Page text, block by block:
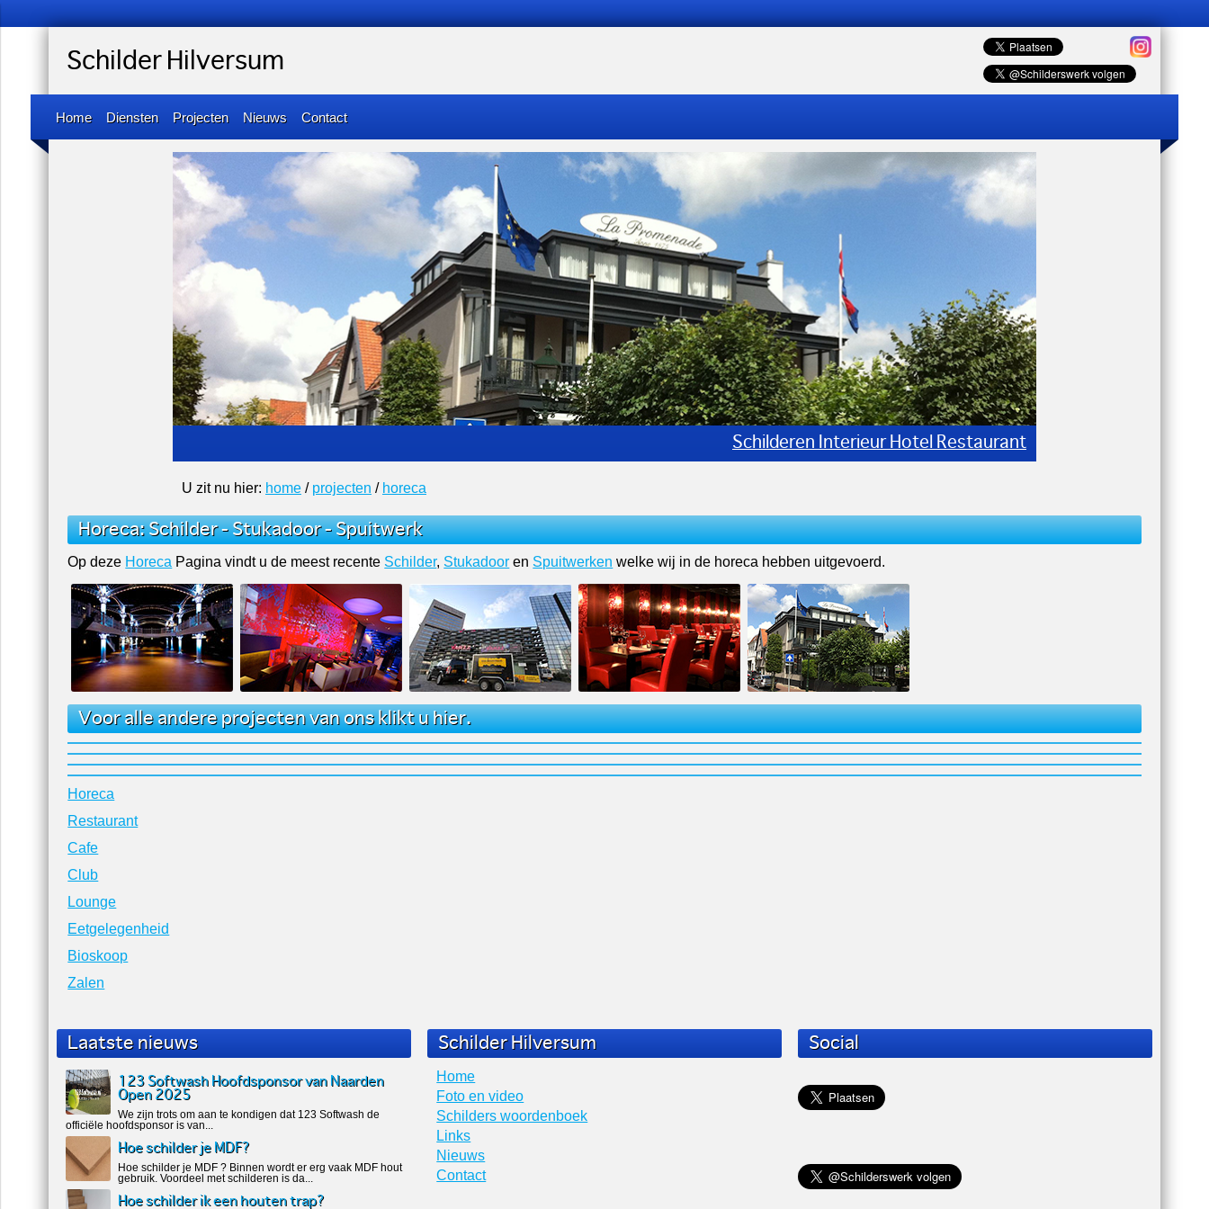
Schilder Hilversum
Home Diensten Projecten Nieuws Contact
Schilderen Interieur Hotel Restaurant
U zit nu hier: home / projecten / horeca
Horeca:Schilder-Stukadoor-Spuitwerk
Op deze Horeca Pagina vindt u de meest recente Schilder, Stukadoor en Spuitwerken welke wij in de horeca hebben uitgevoerd.
Voor alle andere projecten van ons klikt u hier.
Horeca
Restaurant
Cafe
Club
Lounge
Eetgelegenheid
Bioskoop
Zalen
Laatste nieuws
123 Softwash Hoofdsponsor van Naarden
Open 2025
We zijn trots om aan te kondigen dat 123 Softwash de
officiële hoofdsponsor is van...
Hoe schilder je MDF?
Hoe schilder je MDF ? Binnen wordt er erg vaak MDF hout
gebruik. Voordeel met schilderen is da...
Hoe schilder ik een houten trap?
Schilder Hilversum
Home
Foto en video
Schilders woordenboek
Links
Nieuws
Contact
Social